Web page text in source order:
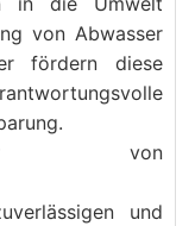
von Abwasser
fördern diese
von
und